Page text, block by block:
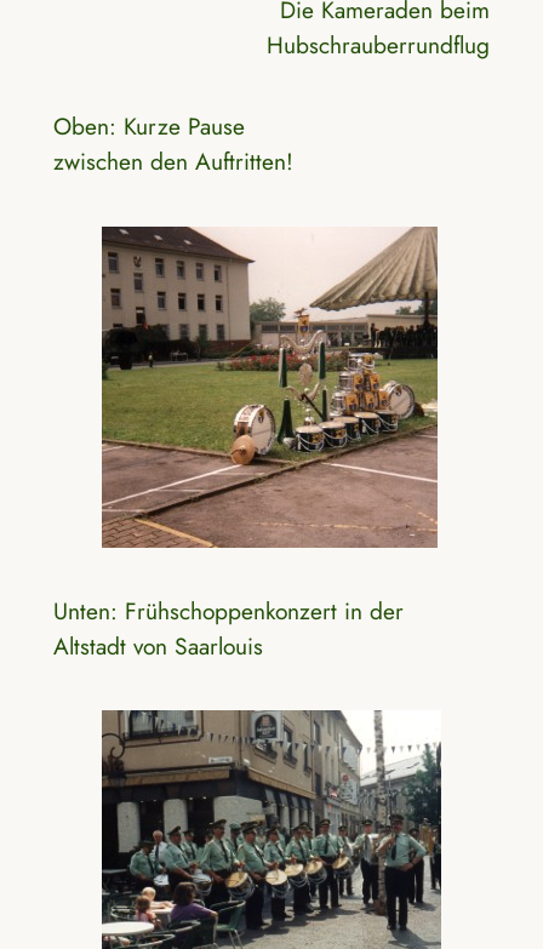
Die Kameraden beim
Hubschrauberrundflug
Oben: Kurze Pause
zwischen den Auftritten!
Unten: Frühschoppenkonzert in der
Altstadt von Saarlouis